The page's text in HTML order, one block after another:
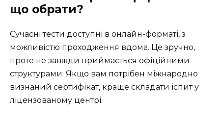
що обрати?
Сучасні тести доступні в онлайн-форматі, з
можливістю проходження вдома. Це зручно,
проте не завжди приймається офіційними
структурами. Якщо вам потрібен міжнародно
визнаний сертифікат, краще складати іспит у
ліцензованому центрі.